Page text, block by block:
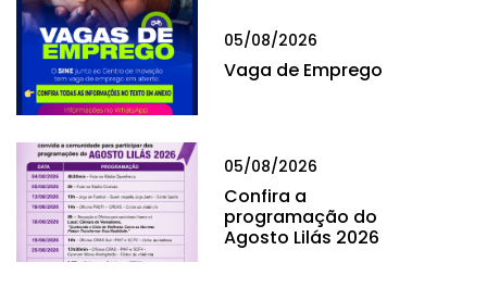
05/08/2026
Vaga de Emprego
05/08/2026
Confira a
programação do
Agosto Lilás 2026